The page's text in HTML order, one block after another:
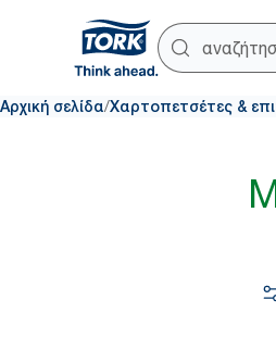
Αρχική σελίδα/Χαρτοπετσέτες &